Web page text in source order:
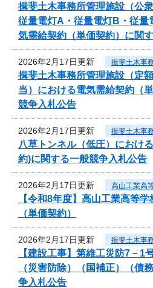
揖斐土木事務所管理施設（公
従量電灯A・従量電灯B・従量
気需給契約（単価契約）に関
2026年2月17日更新 揖斐土木事
揖斐土木事務所管理施設（定
当）における電気需給契約（
競争入札公告
2026年2月17日更新 揖斐土木事
八草トンネル（低圧）におけ
約)に関する一般競争入札公告
2026年2月17日更新 高山工業高
【令和8年度】高山工業高等
（単価契約）
2026年2月17日更新 揖斐土木事
【建設工事】第維工災防7－
（災害防除）（国補正）（債
争入札公告